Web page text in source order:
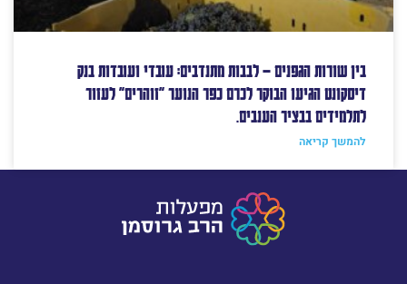
בין שורות הגפנים – לבבות מתנדבים: עובדי ועובדות בנק
דיסקונט הגיעו הבוקר לכרם כפר הנוער "זוהרים" לעזור
לתלמידים בבציר הענבים.
להמשך קריאה